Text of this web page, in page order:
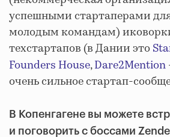
успешными стартаперами
молодым командам)
техстартапов (в Дании это
Founders House,Dare2Mention
очень сильное стартап-
В Копенгагене вы можете
и поговорить с боссами